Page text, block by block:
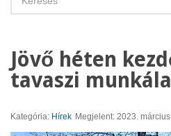
Jövő héten
tavaszi
Kategória: Hírek Megjelent: 2023.